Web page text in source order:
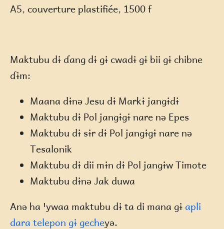
A5, couverture plastifiée, 1500 f
Maktubu dɨ ɗang dɨ gɨ cwadɨ gɨ bii gɨ chibne
ɗɨm:
Maana dɨnə Jesu dɨ Markɨ jangɨdɨ
Maktubu dɨ Pol jangɨgɨ nare nə Epes
Maktubu dɨ sɨr dɨ Pol jangɨgɨ nare nə
Tesalonik
Maktubu dɨ dii mɨn dɨ Pol jangɨw Timote
Maktubu dɨnə Jak duwa
Anə ha ꞌywaa maktubu dɨ ta di mana gɨ apli
dara telepon gɨ gecheyə.